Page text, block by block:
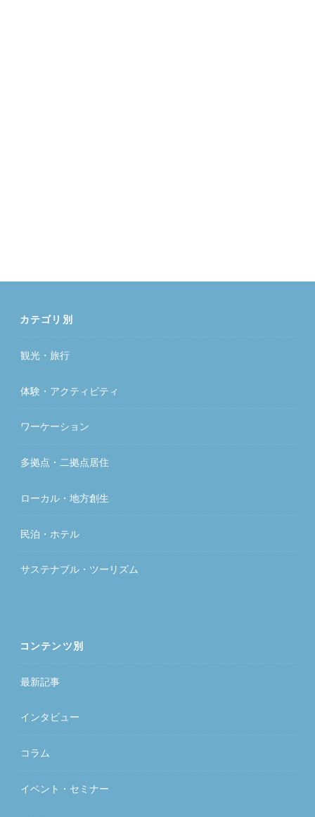
カテゴリ別
観光・旅行
体験・アクティビティ
ワーケーション
多拠点・二拠点居住
ローカル・地方創生
民泊・ホテル
サステナブル・ツーリズム
コンテンツ別
最新記事
インタビュー
コラム
イベント・セミナー